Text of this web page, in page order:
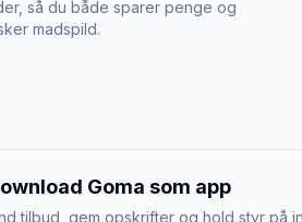
så du både sparer penge og
madspild.
Goma som app
tilbud, gem opskrifter og hold styr på